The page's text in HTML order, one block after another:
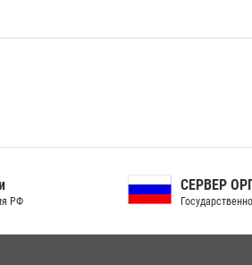
СЕРВЕР ОРГАНОВ
Государственной власти РФ